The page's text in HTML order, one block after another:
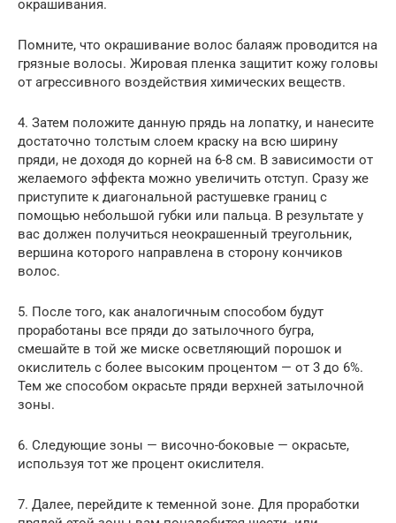
окрашивания.
Помните, что окрашивание волос балаяж проводится на
грязные волосы. Жировая пленка защитит кожу головы
от агрессивного воздействия химических веществ.
4. Затем положите данную прядь на лопатку, и нанесите
достаточно толстым слоем краску на всю ширину
пряди, не доходя до корней на 6-8 см. В зависимости от
желаемого эффекта можно увеличить отступ. Сразу же
приступите к диагональной растушевке границ с
помощью небольшой губки или пальца. В результате у
вас должен получиться неокрашенный треугольник,
вершина которого направлена в сторону кончиков
волос.
5. После того, как аналогичным способом будут
проработаны все пряди до затылочного бугра,
смешайте в той же миске осветляющий порошок и
окислитель с более высоким процентом — от 3 до 6%.
Тем же способом окрасьте пряди верхней затылочной
зоны.
6. Следующие зоны — височно-боковые — окрасьте,
используя тот же процент окислителя.
7. Далее, перейдите к теменной зоне. Для проработки